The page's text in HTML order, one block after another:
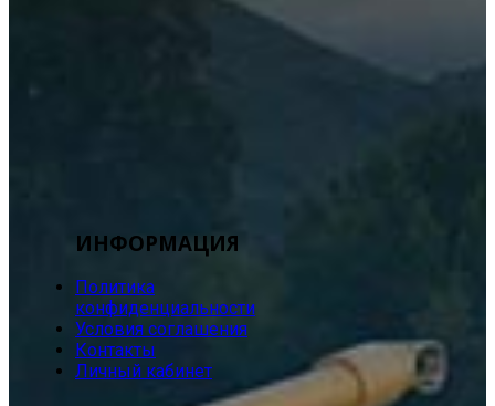
ИНФОРМАЦИЯ
Политика
конфиденциальности
Условия соглашения
Контакты
Личный кабинет